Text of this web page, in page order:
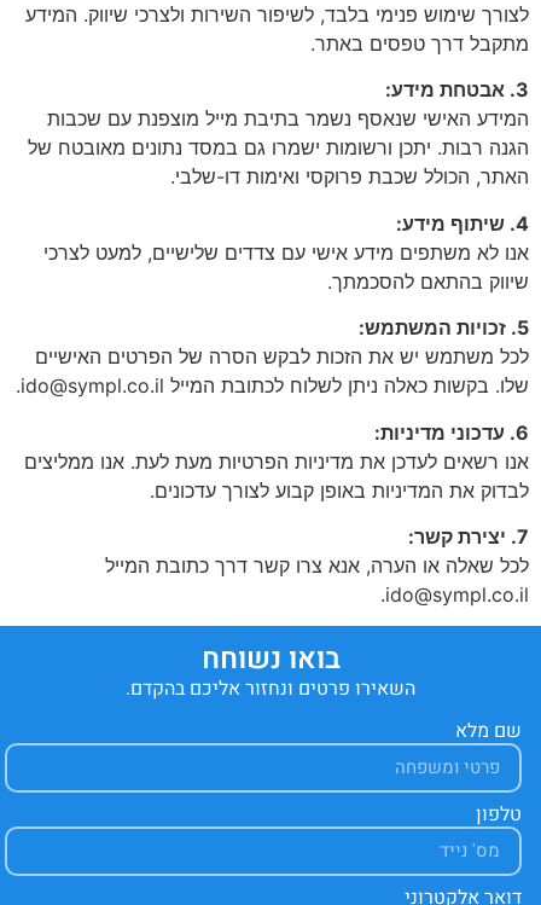
לצורך שימוש פנימי בלבד, לשיפור השירות ולצרכי שיווק. המידע
מתקבל דרך טפסים באתר.
3. אבטחת מידע:
המידע האישי שנאסף נשמר בתיבת מייל מוצפנת עם שכבות
הגנה רבות. יתכן ורשומות ישמרו גם במסד נתונים מאובטח של
האתר, הכולל שכבת פרוקסי ואימות דו-שלבי.
4. שיתוף מידע:
אנו לא משתפים מידע אישי עם צדדים שלישיים, למעט לצרכי
שיווק בהתאם להסכמתך.
5. זכויות המשתמש:
לכל משתמש יש את הזכות לבקש הסרה של הפרטים האישיים
שלו. בקשות כאלה ניתן לשלוח לכתובת המייל ido@sympl.co.il
.
6. עדכוני מדיניות:
אנו רשאים לעדכן את מדיניות הפרטיות מעת לעת. אנו ממליצים
לבדוק את המדיניות באופן קבוע לצורך עדכונים.
7. יצירת קשר:
לכל שאלה או הערה, אנא צרו קשר דרך כתובת המייל
ido@sympl.co.il
.
בואו נשוחח
השאירו פרטים ונחזור אליכם בהקדם.
שם מלא
טלפון
דואר אלקטרוני